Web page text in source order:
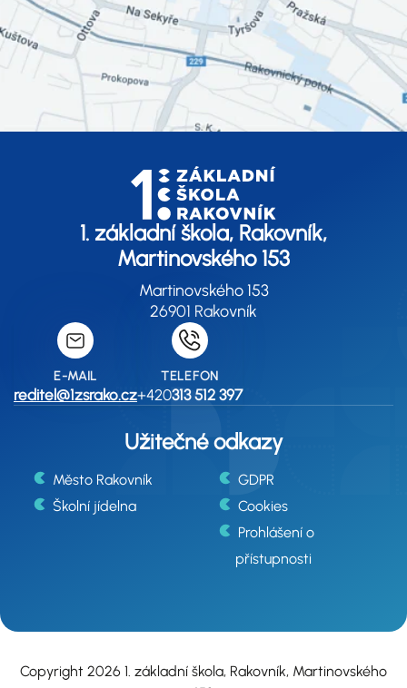
1. základní škola, Rakovník,
Martinovského 153
Martinovského 153
26901 Rakovník
E-MAIL
reditel@1zsrako.cz
TELEFON
+420313 512 397
Užitečné odkazy
Město Rakovník
Školní jídelna
GDPR
Cookies
Prohlášení o
přístupnosti
Copyright 2026 1. základní škola, Rakovník, Martinovského